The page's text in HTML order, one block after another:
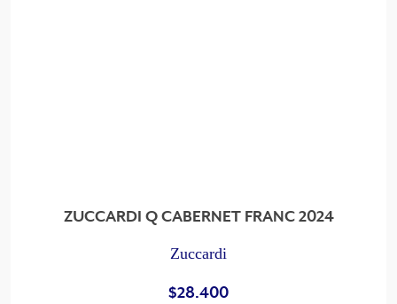
ZUCCARDI Q CABERNET FRANC 2024
Zuccardi
$28.400